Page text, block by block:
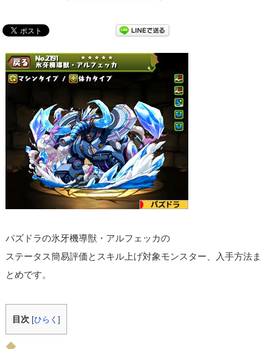
パズドラの氷牙機導獣・アルフェッカの
ステータス簡易評価とスキル上げ対象モンスター、入手方法ま
とめです。
目次 [ひらく]